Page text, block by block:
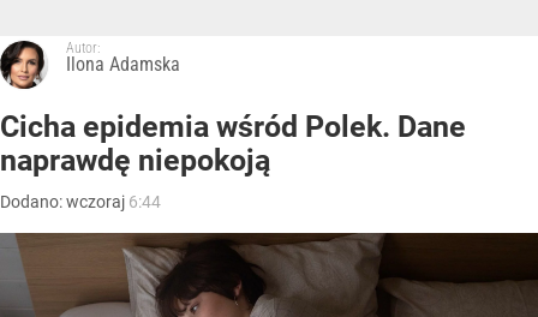
Autor:
Ilona Adamska
Cicha epidemia wśród Polek. Dane
naprawdę niepokoją
Dodano:wczoraj 6:44